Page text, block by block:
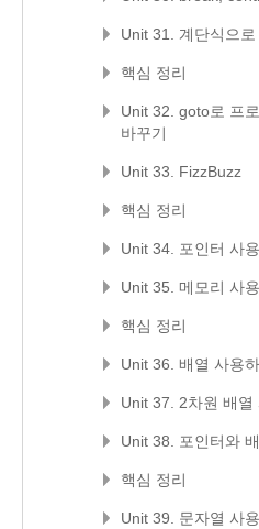
Unit 31. 계단식으
핵심 정리
Unit 32. goto로 프
바꾸기
Unit 33. FizzBuzz
핵심 정리
Unit 34. 포인터 사
Unit 35. 메모리 사
핵심 정리
Unit 36. 배열 사용
Unit 37. 2차원 배열
Unit 38. 포인터와
핵심 정리
Unit 39. 문자열 사